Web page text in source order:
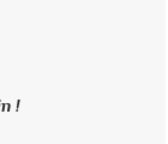
!